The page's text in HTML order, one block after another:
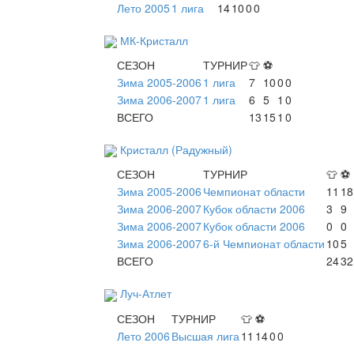
Лето 20051 лига 141000
МК-Кристалл
СЕЗОН
ТУРНИР👕 ⚽
Зима 2005-2006 1 лига 7 1000
Зима 2006-20071 лига 6 5 1 0
ВСЕГО
13 151 0
Кристалл (Радужный)
СЕЗОН
ТУРНИР 👕 ⚽
Зима 2005-2006 Чемпионат области 11 18
Зима 2006-2007Кубок области 2006 3 9
Зима 2006-2007Кубок области 2006 0 0
Зима 2006-20076-й Чемпионат области 105
ВСЕГО
2432
Луч-Атлет
СЕЗОН
ТУРНИР 👕 ⚽
Лето 2006 Высшая лига 11 1400